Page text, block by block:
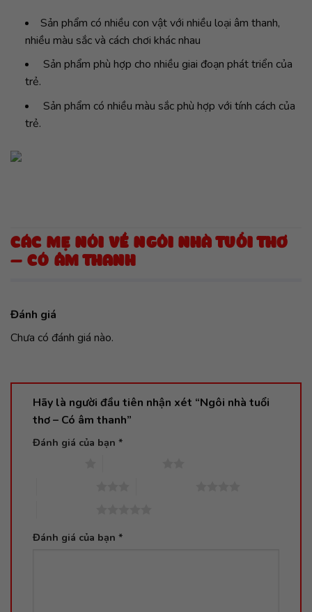
Sản phẩm có nhiều con vật với nhiều loại âm thanh,
nhiều màu sắc và cách chơi khác nhau
Sản phẩm phù hợp cho nhiều giai đoạn phát triển của
trẻ.
Sản phẩm có nhiều màu sắc phù hợp với tính cách của
trẻ.
CÁC MẸ NÓI VỀ NGÔI NHÀ TUỔI THƠ
– CÓ ÂM THANH
Đánh giá
Chưa có đánh giá nào.
Hãy là người đầu tiên nhận xét “Ngôi nhà tuổi
thơ – Có âm thanh”
Đánh giá của bạn *
Đánh giá của bạn *